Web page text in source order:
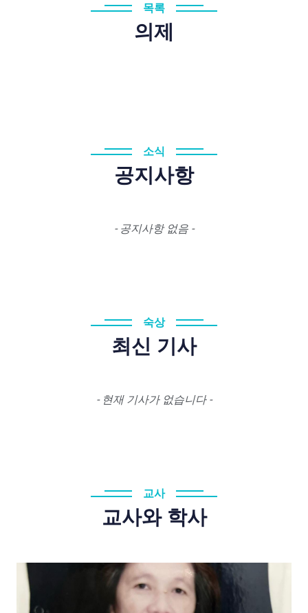
목록
의제
소식
공지사항
- 공지사항 없음 -
숙상
최신 기사
- 현재 기사가 없습니다 -
교사
교사와 학사